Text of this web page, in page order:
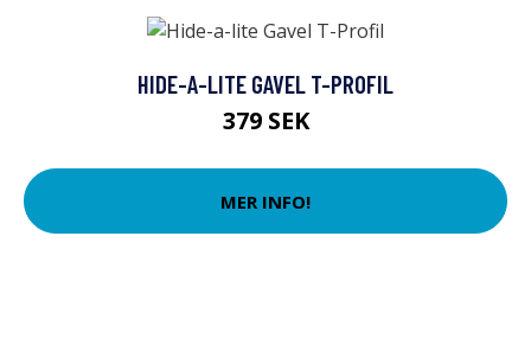
HIDE-A-LITE GAVEL T-PROFIL
379 SEK
MER INFO!